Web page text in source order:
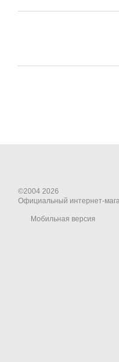
©2004 2026
Официальный интернет-
Мобильная версия